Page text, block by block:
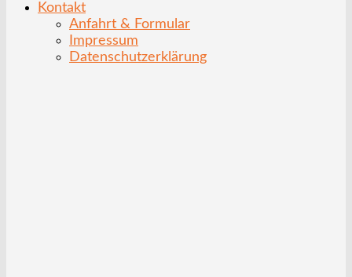
Kontakt
Anfahrt & Formular
Impressum
Datenschutzerklärung